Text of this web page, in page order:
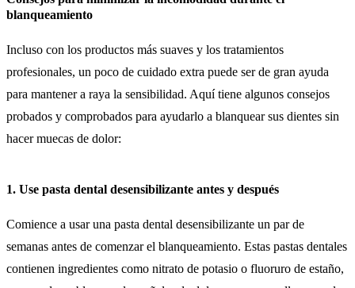
blanqueamiento
Incluso con los productos más suaves y los tratamientos
profesionales, un poco de cuidado extra puede ser de gran ayuda
para mantener a raya la sensibilidad. Aquí tiene algunos consejos
probados y comprobados para ayudarlo a blanquear sus dientes sin
hacer muecas de dolor:
1. Use pasta dental desensibilizante antes y después
Comience a usar una pasta dental desensibilizante un par de
semanas antes de comenzar el blanqueamiento. Estas pastas dentales
contienen ingredientes como nitrato de potasio o fluoruro de estaño,